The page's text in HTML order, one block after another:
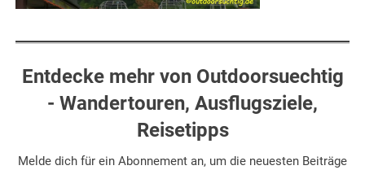
Entdecke mehr von Outdoorsuechtig
- Wandertouren, Ausflugsziele,
Reisetipps
Melde dich für ein Abonnement an, um die neuesten Beiträge